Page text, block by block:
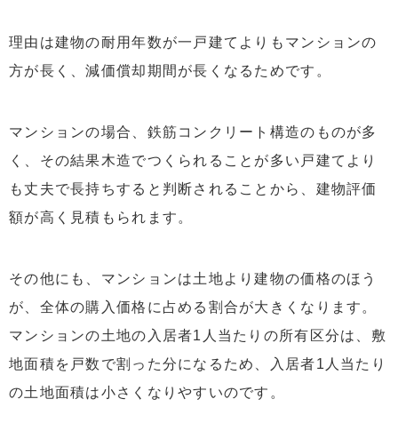
理由は建物の耐用年数が一戸建てよりもマンションの
方が長く、減価償却期間が長くなるためです。
マンションの場合、鉄筋コンクリート構造のものが多
く、その結果木造でつくられることが多い戸建てより
も丈夫で長持ちすると判断されることから、建物評価
額が高く見積もられます。
その他にも、マンションは土地より建物の価格のほう
が、全体の購入価格に占める割合が大きくなります。
マンションの土地の入居者1人当たりの所有区分は、敷
地面積を戸数で割った分になるため、入居者1人当たり
の土地面積は小さくなりやすいのです。